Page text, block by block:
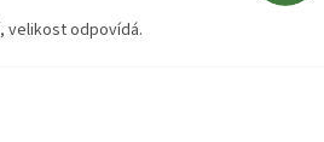
velikost odpovídá.